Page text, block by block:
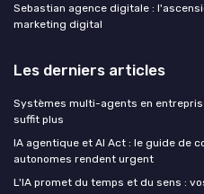
Sebastian agence digitale :
marketing digital
Les derniers articles
Systèmes multi-agents en
suffit plus
IA agentique et AI Act : le guide de
autonomes rendent urgent
L'IA promet du temps et du sens :